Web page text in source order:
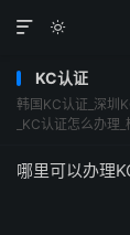


KC认证
韩国KC认证_深圳
_KC认证怎么办理